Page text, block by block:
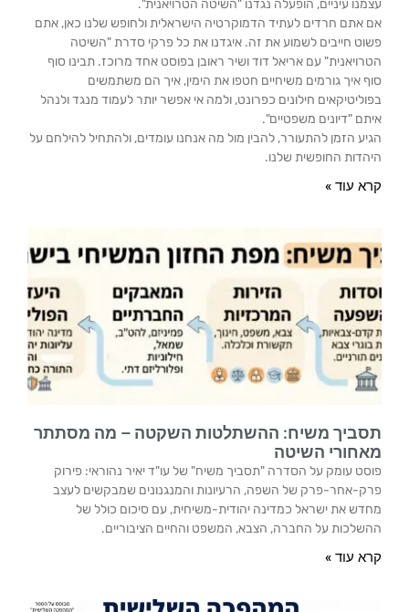
עצמנו עיניים, הופעלה נגדנו "השיטה הטרויאנית".
אם אתם חרדים לעתיד הדמוקרטיה הישראלית ולחופש שלנו כאן, אתם
פשוט חייבים לשמוע את זה. איגדנו את כל פרקי סדרת "השיטה
הטרויאנית" עם אריאל דוד ושיר ראובן בפוסט אחד מרוכז. תבינו סוף
סוף איך גורמים משיחיים חטפו את הימין, איך הם משתמשים
בפוליטיקאים חילונים כפרונט, ולמה אי אפשר יותר לעמוד מנגד ולנהל
איתם "דיונים משפטיים".
הגיע הזמן להתעורר, להבין מול מה אנחנו עומדים, ולהתחיל להילחם על
היהדות החופשית שלנו.
קרא עוד »
תסביך משיח: ההשתלטות השקטה – מה מסתתר
מאחורי השיטה
פוסט עומק על הסדרה "תסביך משיח" של עו"ד יאיר נהוראי: פירוק
פרק-אחר-פרק של השפה, הרעיונות והמנגנונים שמבקשים לעצב
מחדש את ישראל כמדינה יהודית-משיחית, עם סיכום כולל של
ההשלכות על החברה, הצבא, המשפט והחיים הציבוריים.
קרא עוד »